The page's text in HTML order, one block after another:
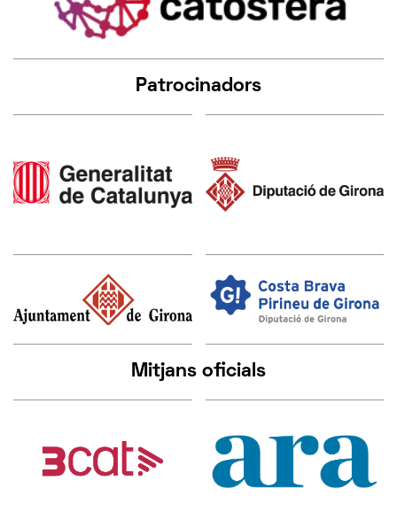
Patrocinadors
Mitjans oficials